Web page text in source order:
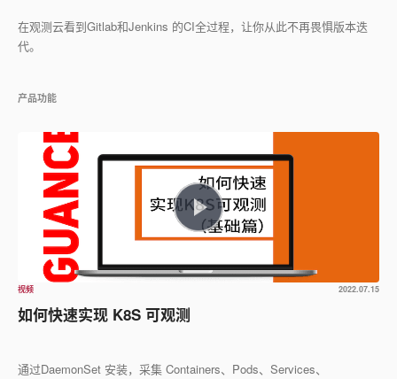
在观测云看到Gitlab和Jenkins 的CI全过程，让你从此不再畏惧版本迭
代。
产品功能
视频 2022.07.15
如何快速实现 K8S 可观测
通过DaemonSet 安装，采集 Containers、Pods、Services、